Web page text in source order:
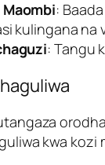
:
kulingana na
: Tangu
kwa kozi